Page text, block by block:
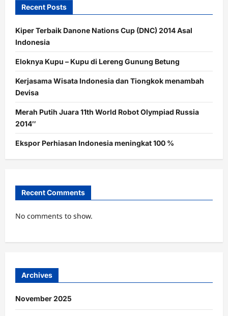
Recent Posts
Kiper Terbaik Danone Nations Cup (DNC) 2014 Asal
Indonesia
Eloknya Kupu – Kupu di Lereng Gunung Betung
Kerjasama Wisata Indonesia dan Tiongkok menambah
Devisa
Merah Putih Juara 11th World Robot Olympiad Russia
2014″
Ekspor Perhiasan Indonesia meningkat 100 %
Recent Comments
No comments to show.
Archives
November 2025